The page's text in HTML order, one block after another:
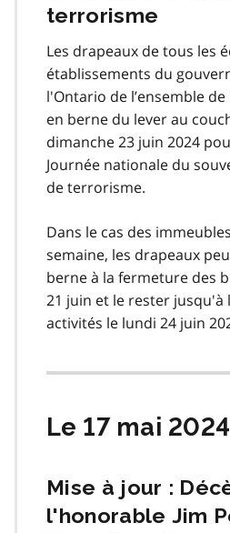
terrorisme
Les drapeaux de tous les
établissements du
l'Ontario de l’ensemble
en berne du lever au
dimanche 23 juin 2024
Journée nationale du
de terrorisme.
Dans le cas des
semaine, les drapeaux
berne à la fermeture des
21 juin et le rester jusqu'à
activités le lundi 24 juin
Le 17 mai 2024
Mise à jour :
l'honorable Jim